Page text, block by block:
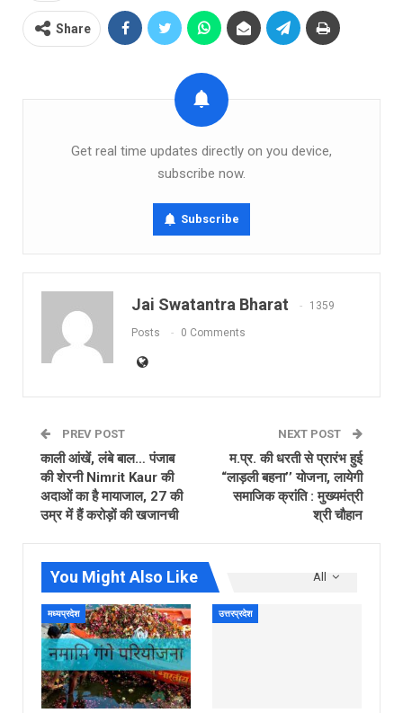
Share
Get real time updates directly on you device,
subscribe now.
Subscribe
Jai Swatantra Bharat 1359
Posts 0 Comments
PREV POST
काली आंखें, लंबे बाल… पंजाब
की शेरनी Nimrit Kaur की
अदाओं का है मायाजाल, 27 की
उम्र में हैं करोड़ों की खजानची
NEXT POST
म.प्र. की धरती से प्रारंभ हुई
“लाड़ली बहना’’ योजना, लायेगी
समाजिक क्रांति : मुख्यमंत्री
श्री चौहान
All
You Might Also Like
मध्यप्रदेश उत्तरप्रदेश